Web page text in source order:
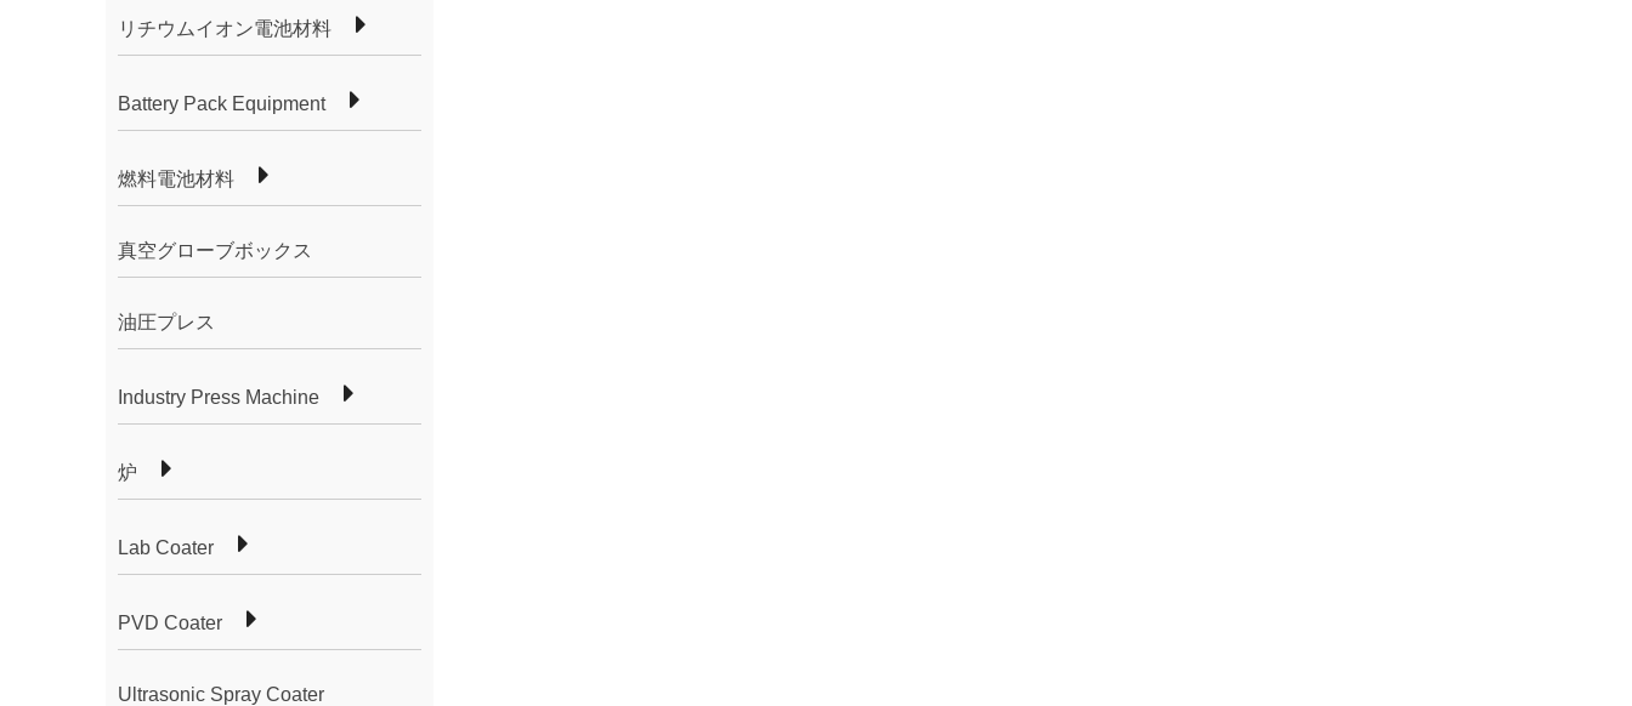
リチウムイオン電池材料
Battery Pack Equipment
燃料電池材料
真空グローブボックス
油圧プレス
Industry Press Machine
炉
Lab Coater
PVD Coater
Ultrasonic Spray Coater